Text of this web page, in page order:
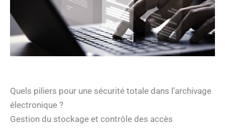
Quels piliers pour une sécurité totale dans l’archivage
électronique ?
Gestion du stockage et contrôle des accès